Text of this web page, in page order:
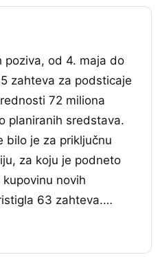
poziva, od 4. maja do
zahteva za podsticaje
72 miliona
planiranih sredstava.
bilo je za priključnu
za koju je podneto
novih
63 zahteva.…